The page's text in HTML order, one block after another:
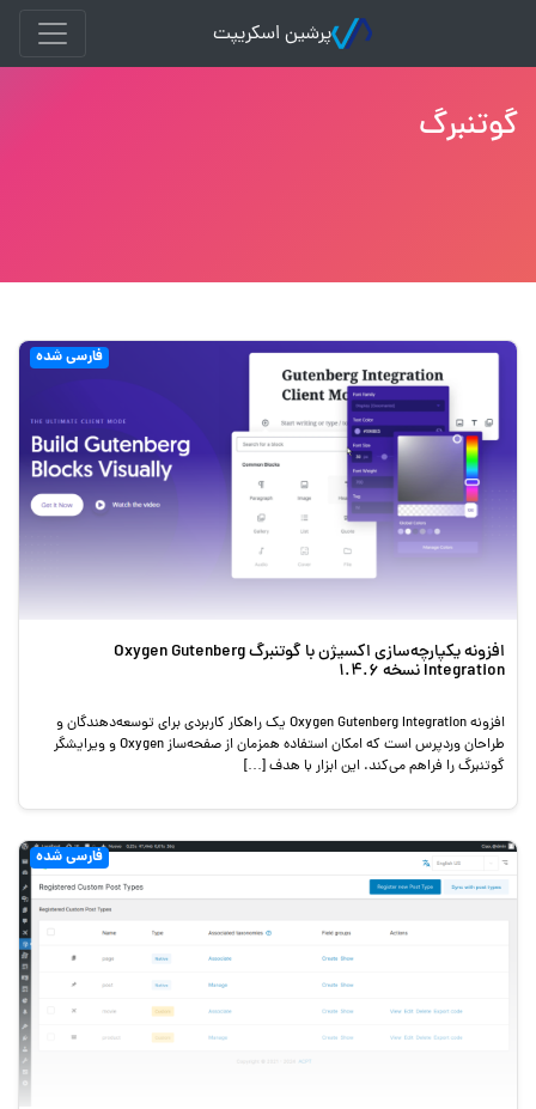
پرشین اسکریپت
گوتنبرگ
فارسی شده
افزونه یکپارچه‌سازی اکسیژن با گوتنبرگ Oxygen Gutenberg
Integration نسخه 1.4.6
افزونه Oxygen Gutenberg Integration یک راهکار کاربردی برای توسعه‌دهندگان و
طراحان وردپرس است که امکان استفاده همزمان از صفحه‌ساز Oxygen و ویرایشگر
گوتنبرگ را فراهم می‌کند. این ابزار با هدف […]
فارسی شده